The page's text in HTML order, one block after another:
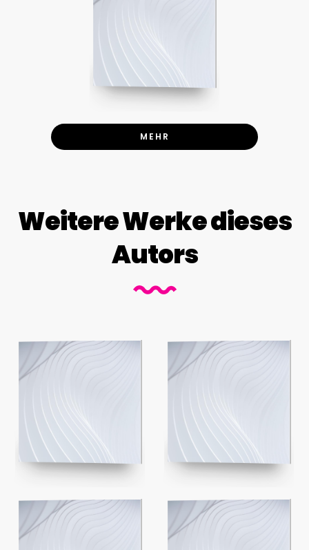
MEHR
Weitere Werke dieses
Autors